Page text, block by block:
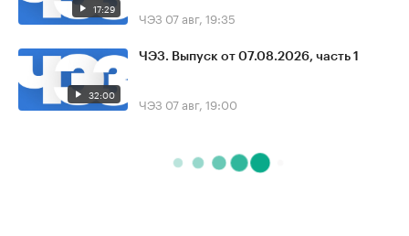
17:29 ЧЭЗ 07 авг, 19:35
32:00
ЧЭЗ. Выпуск от 07.08.2026, часть 1
ЧЭЗ 07 авг, 19:00